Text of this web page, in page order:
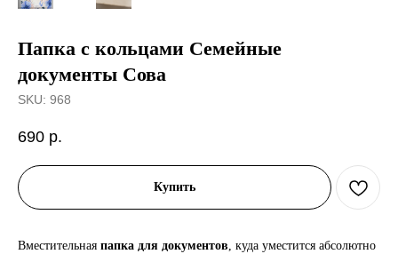
Папка с кольцами Семейные
документы Сова
SKU: 968
690 р.
Купить
Вместительная папка для документов, куда уместится абсолютно